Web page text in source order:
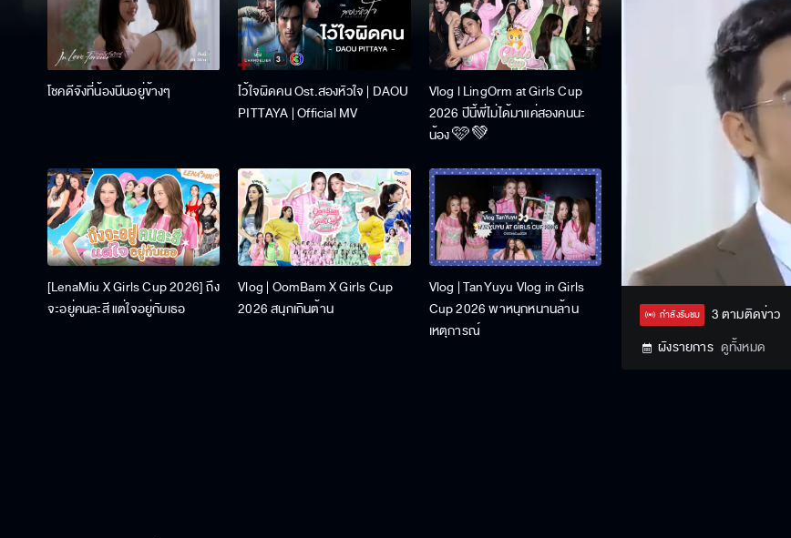
โชคดีจังที่น้องนีนอยู่ข้างๆ
ไว้ใจผิดคน Ost.สองหัวใจ | DAOU
PITTAYA | Official MV
Vlog l LingOrm at Girls Cup
2026 ปีนี้พี่ไม่ได้มาแค่สองคนนะ
น้อง 🩷💚
[LenaMiu X Girls Cup 2026] ถึง
จะอยู่คนละสี แต่ใจอยู่กับเธอ
Vlog | OomBam X Girls Cup
2026 สนุกเกินต้าน
Vlog | TanYuyu Vlog in Girls
Cup 2026 พาหนุกหนานล้าน
เหตุการณ์
Stream
Type
กำลังรับชม
3 ตามติดข่าว
ผังรายการ ดูทั้งหมด